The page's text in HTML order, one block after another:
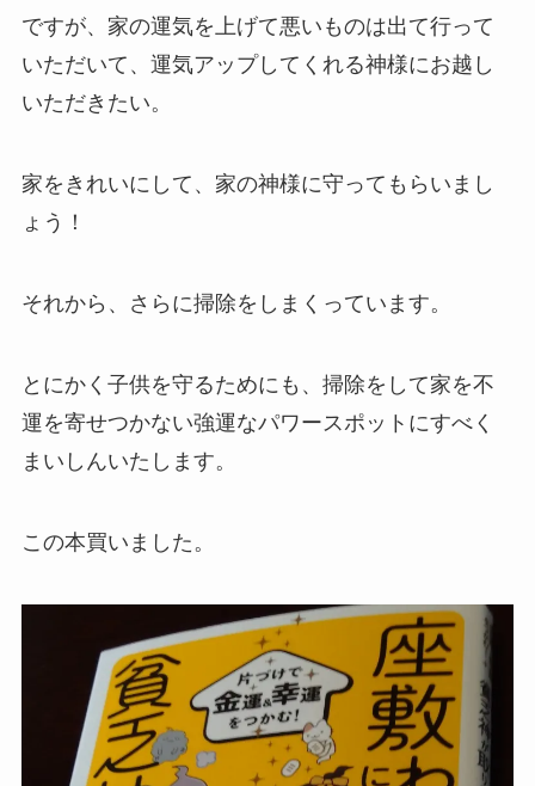
ですが、家の運気を上げて悪いものは出て行って
いただいて、運気アップしてくれる神様にお越し
いただきたい。
家をきれいにして、家の神様に守ってもらいまし
ょう！
それから、さらに掃除をしまくっています。
とにかく子供を守るためにも、掃除をして家を不
運を寄せつかない強運なパワースポットにすべく
まいしんいたします。
この本買いました。